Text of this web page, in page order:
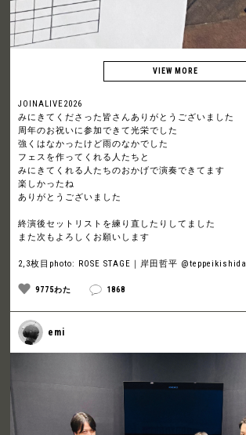
JOINALIVE2026
みにきてくださった皆さんありがとうございました
周年のお祝いに参加できて光栄でした
強くはなかったけど雨のなかでした
フェスを作ってくれる人たちと
みにきてくれる人たちのおかげで演奏できてます
楽しかったね
ありがとうございました
終演後セットリストを練り直したりしてました
また次もよろしくお願いします
2,3枚目photo: ROSE STAGE｜岸田哲平 @teppeikishida
9775わた 1868
emi